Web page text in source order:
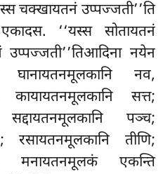
चक्खायतनं उप्पज्जती’’ति
‘‘यस्स सोतायतनं
नयेन
घानायतनमूलकानि नव,
कायायतनमूलकानि सत्त;
पञ्च;
रसायतनमूलकानि तीणि;
मनायतनमूलकं एकन्ति